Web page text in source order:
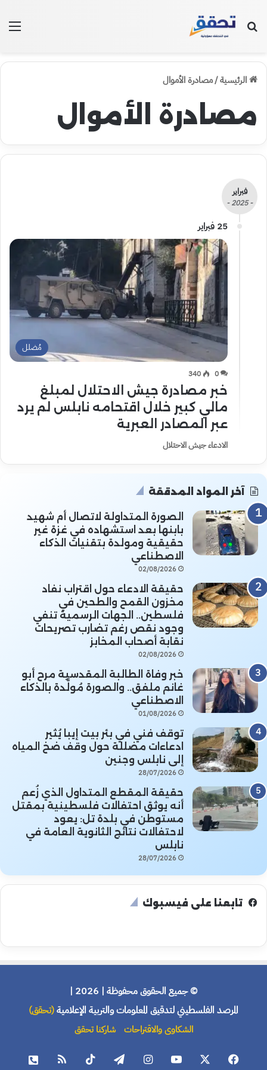
بحث عن
الرئيسية/مصادرة الأموال
مصادرة الأموال
فبراير
- 2025 -
25 فبراير
مُضلل
0
340
خبر مصادرة جيش الاحتلال لمبلغ
مالي كبير خلال اقتحامه نابلس لم يرد
عبر المصادر العبرية
الادعاء جيش الاحتلال
آخر المواد المدققة
الصورة المتداولة لاتصال أم شهيد
بابنها بعد استشهاده في غزة غير
حقيقية ومولدة بتقنيات الذكاء
الاصطناعي
02/08/2026
حقيقة الادعاء حول اقتراب نفاد
مخزون القمح والطحين في
فلسطين.. الجهات الرسمية تنفي
وجود نقص رغم تضارب تصريحات
نقابة أصحاب المخابز
02/08/2026
خبر وفاة الطالبة المقدسية مرح أبو
غانم ملفق.. والصورة مُولَّدة بالذكاء
الاصطناعي
01/08/2026
توقف فني في بئر بيت إيبا يُثير
ادعاءات مضللة حول وقف ضخ المياه
إلى نابلس وجنين
28/07/2026
حقيقة المقطع المتداول الذي زُعم
أنه يوثق احتفالات فلسطينية بمقتل
مستوطن في بلدة تل: يعود
لاحتفالات نتائج الثانوية العامة في
نابلس
28/07/2026
تابعنا على فيسبوك
© جميع الحقوق محفوظة | 2026 |
المرصد الفلسطيني لتدقيق المعلومات والتربية الإعلامية(تحقق)
الشكاوى والاقتراحات شاركنا تحقق
فيسبوك يوتيوب انستقرام تيلقرام ‫TikTok ملخص